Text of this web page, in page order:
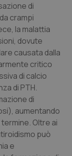
di
crampi
la malattia
dovute
causata dalla
critico
di calcio
di PTH.
di
aumentando
Oltre ai
può
e